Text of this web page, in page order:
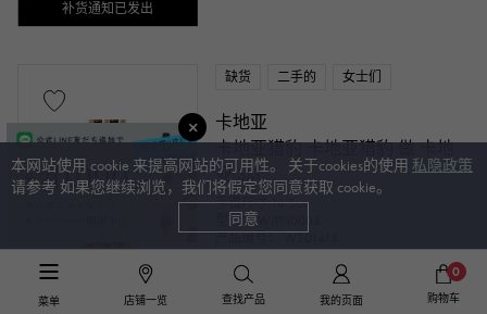
菜单 店铺一览 查找产品 我的页面
0
购物车
补货通知已发出
SOLD OUT
缺货 二手的 女士们
卡地亚
卡地亚猎豹 卡地亚猎豹 做 卡地
亚 SM
手镯尺寸:16.5cm
型号： WJPN0008
请联系我们
本网站使用 cookie 来提高网站的可用性。 关于cookies的使用 私隐政策
请参考 如果您继续浏览，我们将假定您同意获取 cookie。
同意